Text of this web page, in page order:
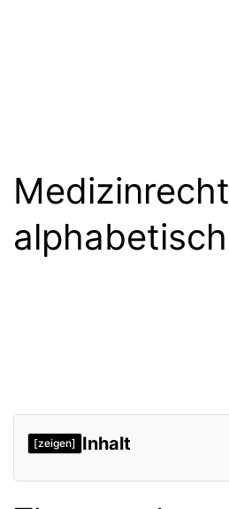
Medizinrecht
alphabetisch
[zeigen] Inhalt